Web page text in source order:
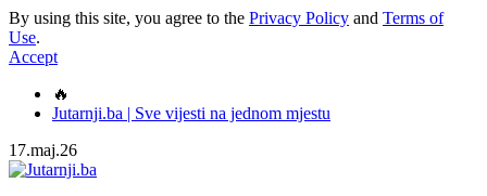
By using this site, you agree to the Privacy Policy and Terms of
Use.
Accept
🔥
Jutarnji.ba | Sve vijesti na jednom mjestu
17.maj.26